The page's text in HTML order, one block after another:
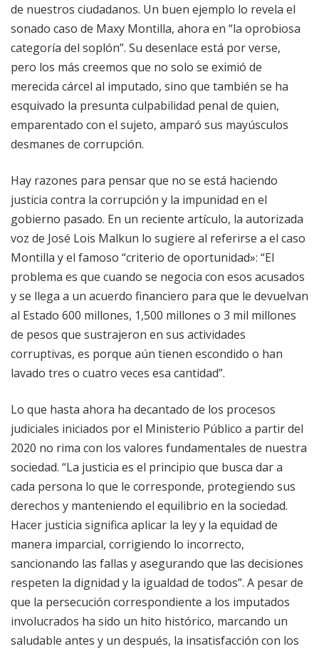
de nuestros ciudadanos. Un buen ejemplo lo revela el
sonado caso de Maxy Montilla, ahora en “la oprobiosa
categoría del soplón”. Su desenlace está por verse,
pero los más creemos que no solo se eximió de
merecida cárcel al imputado, sino que también se ha
esquivado la presunta culpabilidad penal de quien,
emparentado con el sujeto, amparó sus mayúsculos
desmanes de corrupción.
Hay razones para pensar que no se está haciendo
justicia contra la corrupción y la impunidad en el
gobierno pasado. En un reciente artículo, la autorizada
voz de José Lois Malkun lo sugiere al referirse a el caso
Montilla y el famoso “criterio de oportunidad»: “El
problema es que cuando se negocia con esos acusados
y se llega a un acuerdo financiero para que le devuelvan
al Estado 600 millones, 1,500 millones o 3 mil millones
de pesos que sustrajeron en sus actividades
corruptivas, es porque aún tienen escondido o han
lavado tres o cuatro veces esa cantidad”.
Lo que hasta ahora ha decantado de los procesos
judiciales iniciados por el Ministerio Público a partir del
2020 no rima con los valores fundamentales de nuestra
sociedad. “La justicia es el principio que busca dar a
cada persona lo que le corresponde, protegiendo sus
derechos y manteniendo el equilibrio en la sociedad.
Hacer justicia significa aplicar la ley y la equidad de
manera imparcial, corrigiendo lo incorrecto,
sancionando las fallas y asegurando que las decisiones
respeten la dignidad y la igualdad de todos”. A pesar de
que la persecución correspondiente a los imputados
involucrados ha sido un hito histórico, marcando un
saludable antes y un después, la insatisfacción con los